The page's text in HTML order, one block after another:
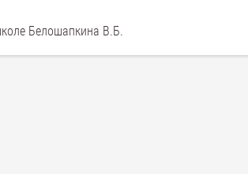
Белошапкина В.Б.